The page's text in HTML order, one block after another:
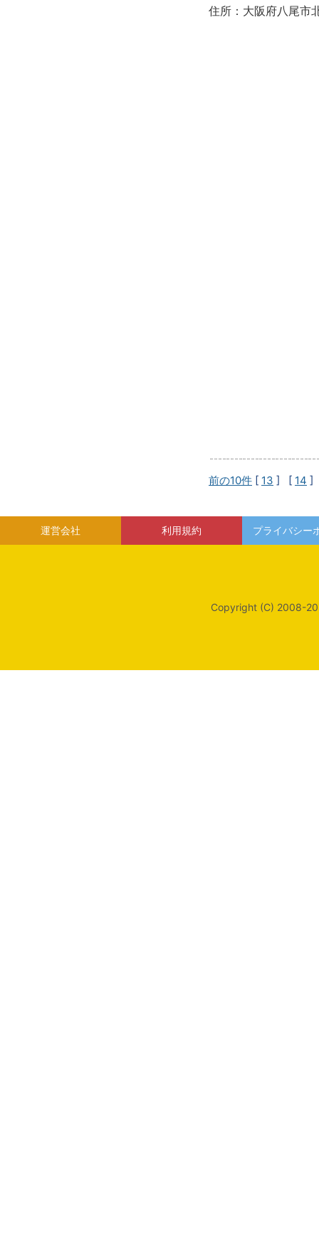
住所：大阪府八尾市
前の10件 [ 13 ] [ 14 ]
運営会社 利用規約 プライバシー
Copyright (C) 2008-